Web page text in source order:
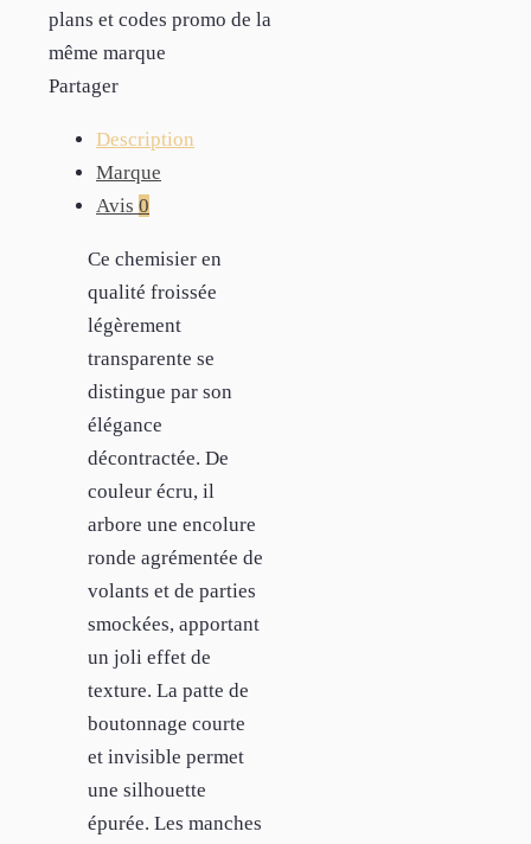
plans et codes promo de la
même marque
Partager
Description
Marque
Avis 0
Ce chemisier en
qualité froissée
légèrement
transparente se
distingue par son
élégance
décontractée. De
couleur écru, il
arbore une encolure
ronde agrémentée de
volants et de parties
smockées, apportant
un joli effet de
texture. La patte de
boutonnage courte
et invisible permet
une silhouette
épurée. Les manches